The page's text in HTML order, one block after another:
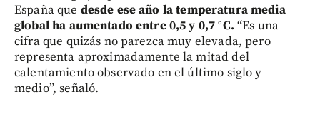
España que desde ese año la temperatura media
global ha aumentado entre 0,5 y 0,7 °C. “Es una
cifra que quizás no parezca muy elevada, pero
representa aproximadamente la mitad del
calentamiento observado en el último siglo y
medio”, señaló.